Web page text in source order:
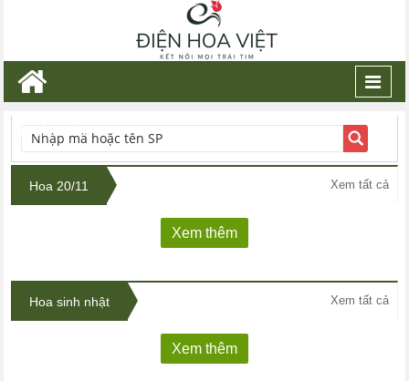
TÌM KIẾM
Hoa 20/11 Xem tất cả
Xem thêm
Hoa sinh nhật Xem tất cả
Xem thêm